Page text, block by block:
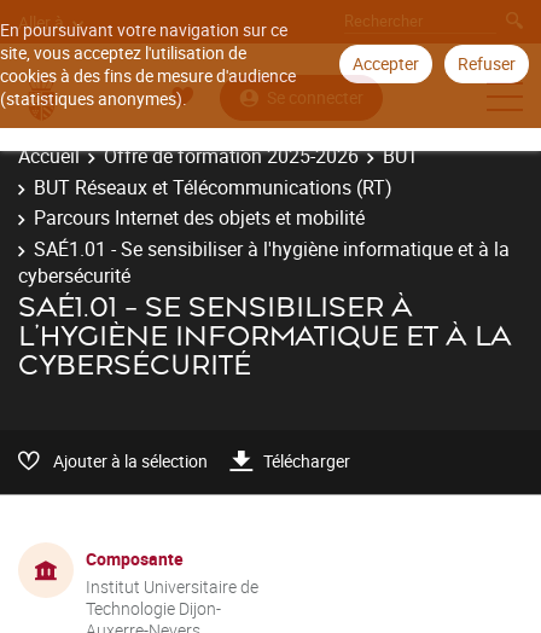
En poursuivant votre navigation sur ce
site, vous acceptez l'utilisation de
cookies à des fins de mesure d'audience
(statistiques anonymes).
Accepter Refuser
Aller à
Se connecter
Accueil Offre de formation 2025-2026
BUT
BUT Réseaux et Télécommunications (RT)
Parcours Internet des objets et mobilité
SAÉ1.01 - Se sensibiliser à l'hygiène informatique et à la
cybersécurité
SAÉ1.01 - SE SENSIBILISER À
L'HYGIÈNE INFORMATIQUE ET À LA
CYBERSÉCURITÉ
Ajouter à la sélection Télécharger
Composante
Institut Universitaire de
Technologie Dijon-